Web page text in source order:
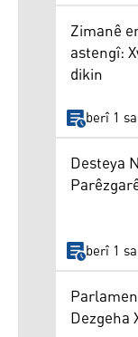
Zimanê
astengî:
dikin
berî 1
Desteya
berî 1
Dezgeha